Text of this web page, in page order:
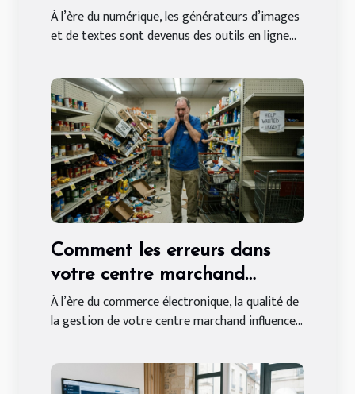
textes en ligne gratuitement
?
À l’ère du numérique, les générateurs d’images
et de textes sont devenus des outils en ligne...
Comment les erreurs dans
votre centre marchand
peuvent affecter vos ventes
en ligne ?
À l’ère du commerce électronique, la qualité de
la gestion de votre centre marchand influence...